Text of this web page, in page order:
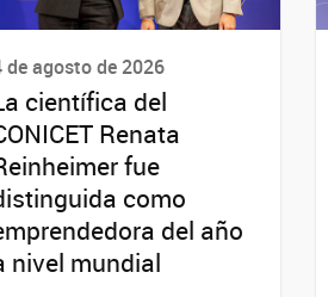
de agosto de 2026
científica del
Renata
fue
como
del año
nivel mundial